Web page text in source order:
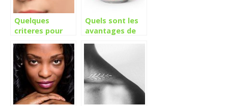
Quelques
criteres pour
mascara
Quels sont les
avantages de
croquettes sans
cereales a un
chat ?